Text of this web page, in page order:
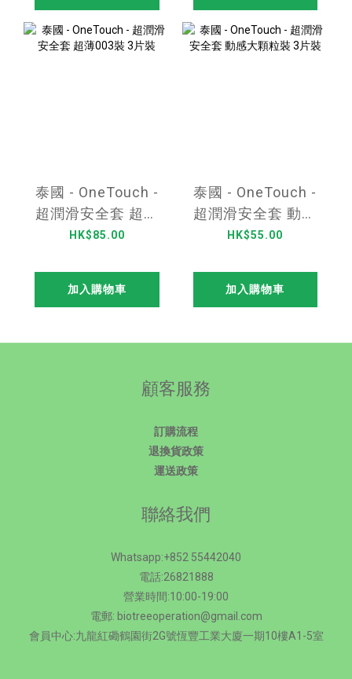
泰國 - OneTouch -
超潤滑安全套 超薄
003裝 3片裝
HK$85.00
加入購物車
泰國 - OneTouch -
超潤滑安全套 動感
大顆粒裝 3片裝
HK$55.00
加入購物車
顧客服務
訂購流程
退換貨政策
運送政策
聯絡我們
Whatsapp:+852 55442040
電話:26821888
營業時間:10:00-19:00
電郵: biotreeoperation@gmail.com
會員中心:九龍紅磡鶴園街2G號恆豐工業大廈一期10樓A1-5室